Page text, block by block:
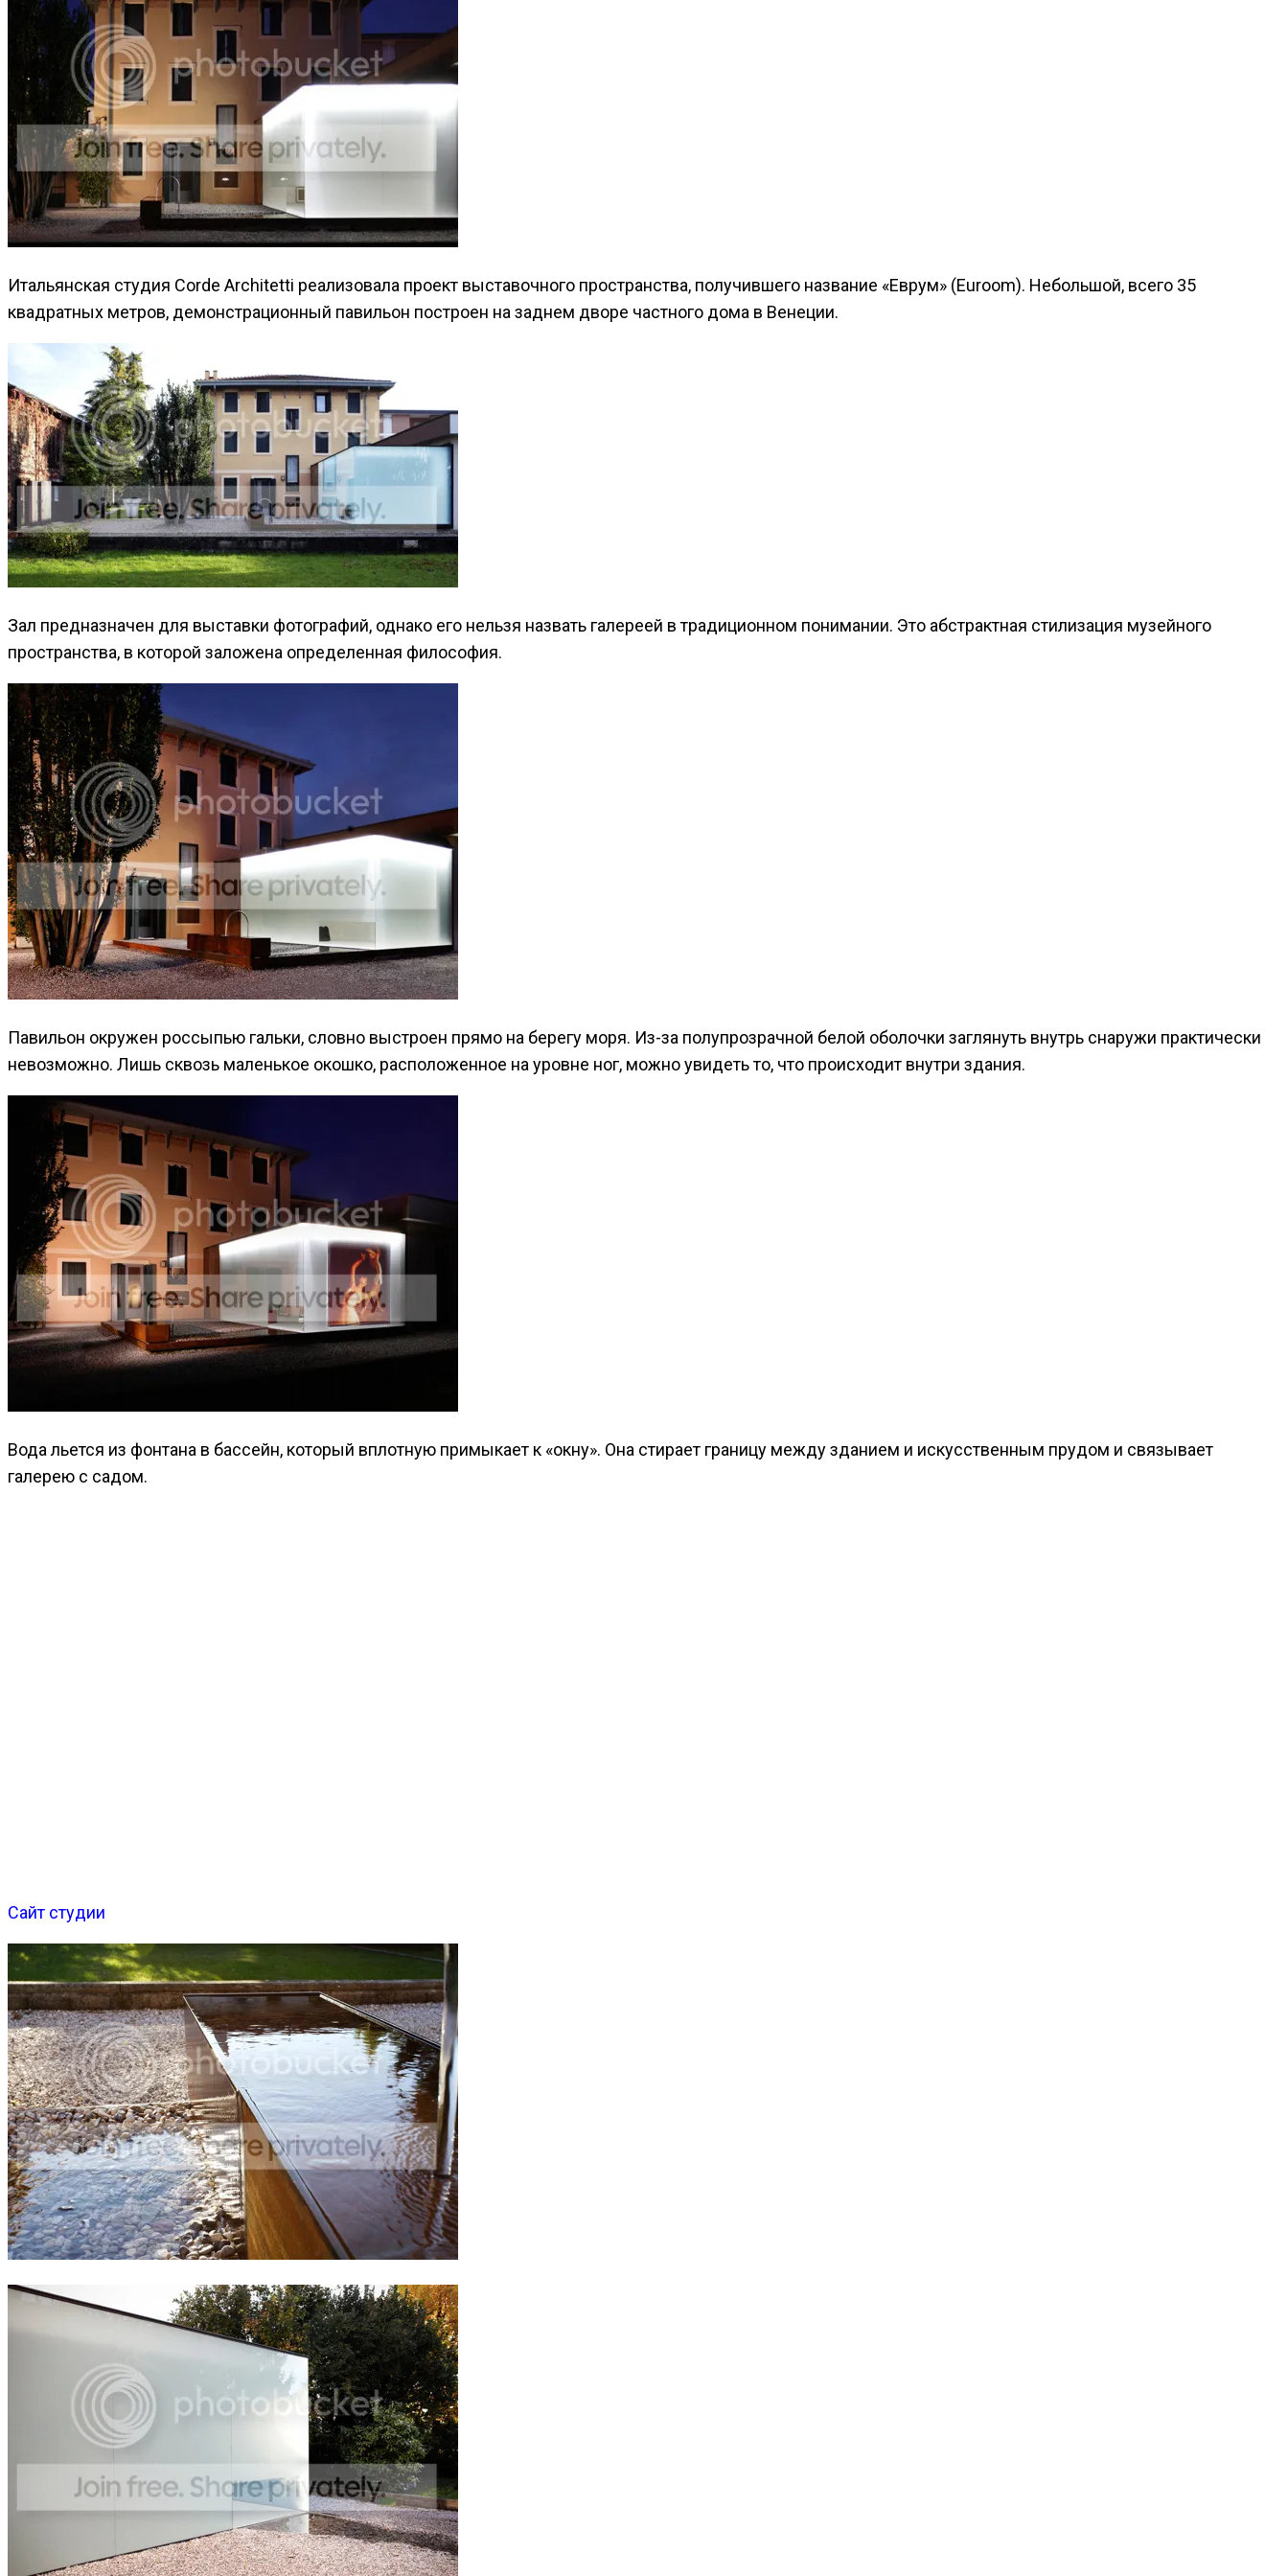
Итальянская студия Corde Architetti реализовала проект выставочного пространства, получившего название «Еврум» (Euroom). Небольшой, всего 35
квадратных метров, демонстрационный павильон построен на заднем дворе частного дома в Венеции.
Зал предназначен для выставки фотографий, однако его нельзя назвать галереей в традиционном понимании. Это абстрактная стилизация музейного
пространства, в которой заложена определенная философия.
Павильон окружен россыпью гальки, словно выстроен прямо на берегу моря. Из-за полупрозрачной белой оболочки заглянуть внутрь снаружи практически
невозможно. Лишь сквозь маленькое окошко, расположенное на уровне ног, можно увидеть то, что происходит внутри здания.
Вода льется из фонтана в бассейн, который вплотную примыкает к «окну». Она стирает границу между зданием и искусственным прудом и связывает
галерею с садом.
Сайт студии